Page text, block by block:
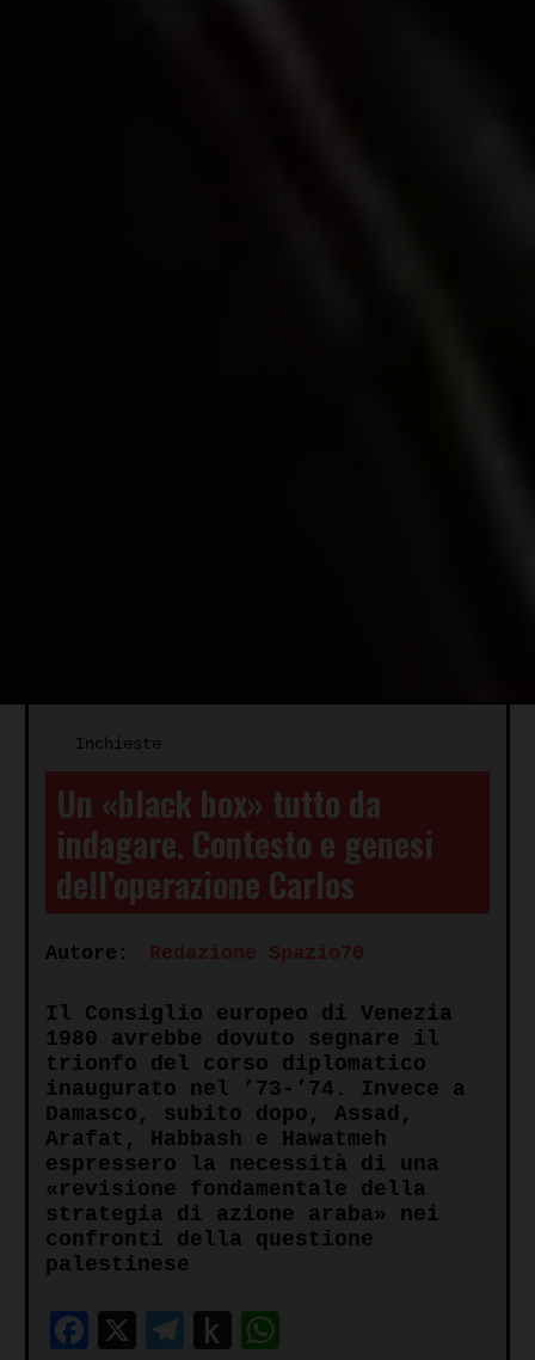
Inchieste
Un «black box» tutto da
indagare. Contesto e genesi
dell’operazione Carlos
Autore: Redazione Spazio70
Il Consiglio europeo di Venezia
1980 avrebbe dovuto segnare il
trionfo del corso diplomatico
inaugurato nel ’73-’74. Invece a
Damasco, subito dopo, Assad,
Arafat, Habbash e Hawatmeh
espressero la necessità di una
«revisione fondamentale della
strategia di azione araba» nei
confronti della questione
palestinese
Facebook
X Telegram
Push